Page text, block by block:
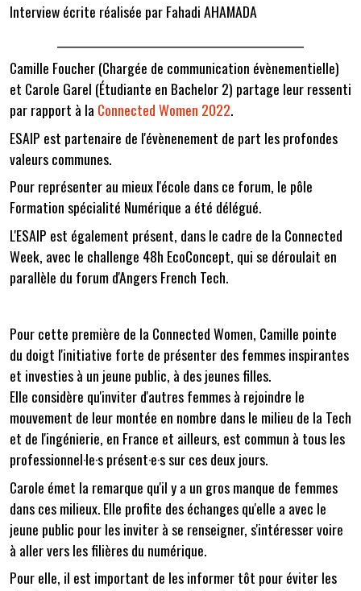
Interview écrite réalisée par Fahadi AHAMADA
Camille Foucher (Chargée de communication évènementielle)
et Carole Garel (Étudiante en Bachelor 2) partage leur ressenti
par rapport à la Connected Women 2022.
ESAIP est partenaire de l'évènenement de part les profondes
valeurs communes.
Pour représenter au mieux l'école dans ce forum, le pôle
Formation spécialité Numérique a été délégué.
L'ESAIP est également présent, dans le cadre de la Connected
Week, avec le challenge 48h EcoConcept, qui se déroulait en
parallèle du forum d'Angers French Tech.
Pour cette première de la Connected Women, Camille pointe
du doigt l'initiative forte de présenter des femmes inspirantes
et investies à un jeune public, à des jeunes filles.
Elle considère qu'inviter d'autres femmes à rejoindre le
mouvement de leur montée en nombre dans le milieu de la Tech
et de l'ingénierie, en France et ailleurs, est commun à tous les
professionnel·le·s présent·e·s sur ces deux jours.
Carole émet la remarque qu'il y a un gros manque de femmes
dans ces milieux. Elle profite des échanges qu'elle a avec le
jeune public pour les inviter à se renseigner, s'intéresser voire
à aller vers les filières du numérique.
Pour elle, il est important de les informer tôt pour éviter les